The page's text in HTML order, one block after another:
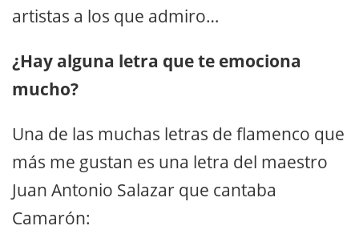
artistas a los que admiro…
¿Hay alguna letra que te emociona
mucho?
Una de las muchas letras de flamenco que
más me gustan es una letra del maestro
Juan Antonio Salazar que cantaba
Camarón: